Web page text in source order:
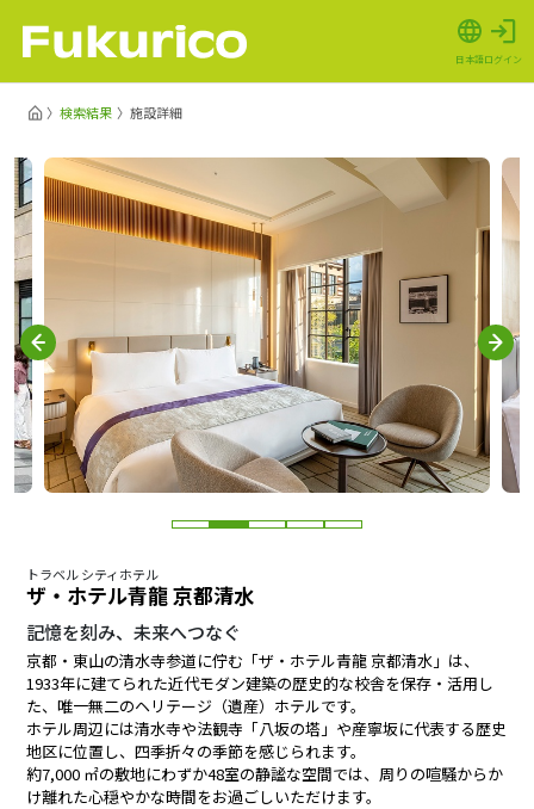
日本語ログイン
検索結果 施設詳細
トラベル シティホテル
ザ・ホテル青龍 京都清水
記憶を刻み、未来へつなぐ
京都・東山の清水寺参道に佇む「ザ・ホテル青龍 京都清水」は、
1933年に建てられた近代モダン建築の歴史的な校舎を保存・活用し
た、唯一無二のヘリテージ（遺産）ホテルです。
ホテル周辺には清水寺や法観寺「八坂の塔」や産寧坂に代表する歴史
地区に位置し、四季折々の季節を感じられます。
約7,000 ㎡の敷地にわずか48室の静謐な空間では、周りの喧騒からか
け離れた心穏やかな時間をお過ごしいただけます。